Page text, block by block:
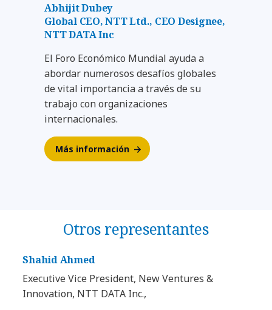
Abhijit Dubey
Global CEO, NTT Ltd., CEO Designee,
NTT DATA Inc
El Foro Económico Mundial ayuda a
abordar numerosos desafíos globales
de vital importancia a través de su
trabajo con organizaciones
internacionales.
Más información
Otros representantes
Shahid Ahmed
Executive Vice President, New Ventures &
Innovation, NTT DATA Inc.,